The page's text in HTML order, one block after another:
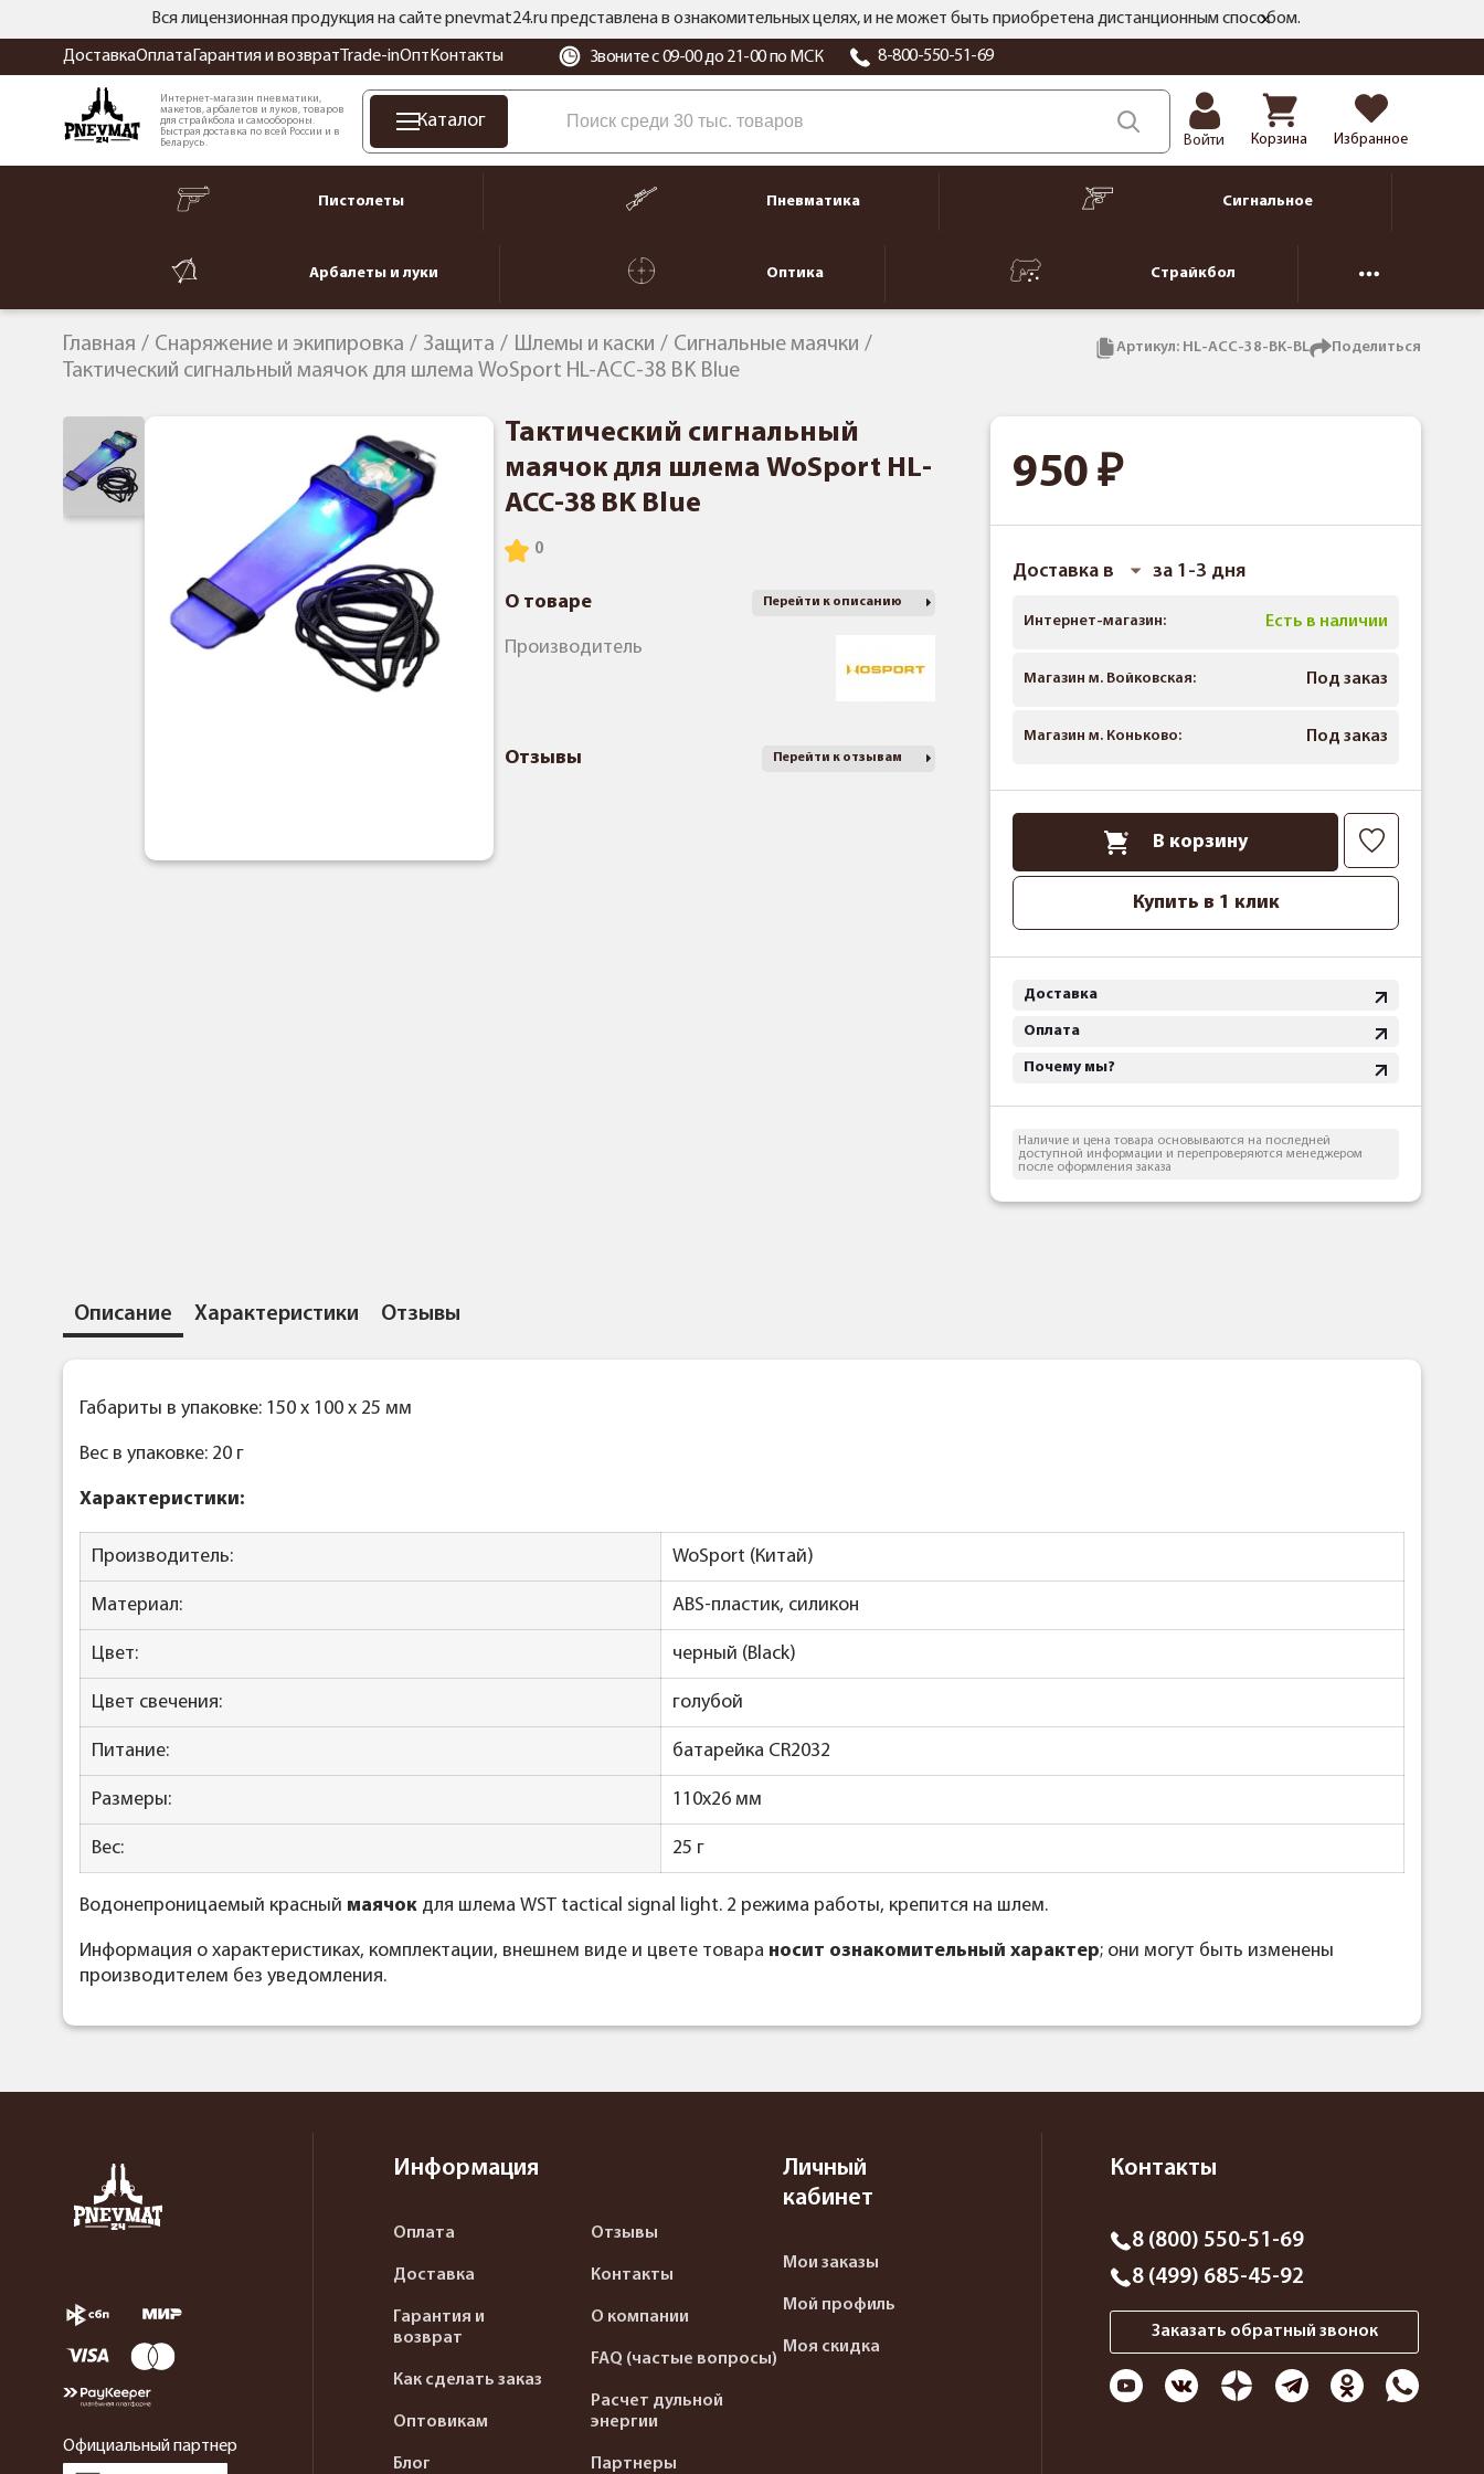
Вся лицензионная продукция на сайте pnevmat24.ru представлена в ознакомительных целях, и не может быть приобретена дистанционным способом.
ДоставкаОплата Гарантия и возврат Trade-inОпт Контакты Звоните с 09-00 до 21-00 по МСК 8-800-550-51-69
Интернет-магазин пневматики,
макетов, арбалетов и луков, товаров
для страйкбола и самообороны.
Быстрая доставка по всей России и в
Беларусь.
Каталог
Войти Корзина Избранное
Пистолеты Пневматика Сигнальное
Арбалеты и луки Оптика Страйкбол
Главная Снаряжение и экипировка Защита Шлемы и каски
Сигнальные маячки
Тактический сигнальный маячок для шлема WoSport HL-ACC-38 BK Blue
Артикул: HL-ACC-38-BK-BL Поделиться
Тактический сигнальный
маячок для шлема WoSport HL-
ACC-38 BK Blue
О товаре Перейти к описанию
Производитель
Отзывы Перейти к отзывам
950
Доставка в за 1-3 дня
Интернет-магазин: Есть в наличии
Магазин м. Войковская: Под заказ
Магазин м. Коньково: Под заказ
В корзину
Купить в 1 клик
Доставка
Оплата
Почему мы?
Наличие и цена товара основываются на последней
доступной информации и перепроверяются менеджером
после оформления заказа
Описание Характеристики Отзывы
Габариты в упаковке: 150 x 100 x 25 мм
Вес в упаковке: 20 г
Характеристики:
Производитель: WoSport (Китай)
Материал: ABS-пластик, силикон
Цвет: черный (Black)
Цвет свечения: голубой
Питание: батарейка CR2032
Размеры: 110x26 мм
Вес: 25 г
Водонепроницаемый красный маячок для шлема WST tactical signal light. 2 режима работы, крепится на шлем.
Информация о характеристиках, комплектации, внешнем виде и цвете товара носит ознакомительный характер; они могут быть изменены
производителем без уведомления.
Официальный партнер
Информация
Оплата
Доставка
Гарантия и
возврат
Как сделать заказ
Оптовикам
Блог
Отзывы
Контакты
О компании
FAQ (частые вопросы)
Расчет дульной
энергии
Партнеры
Личный
кабинет
Мои заказы
Мой профиль
Моя скидка
Контакты
8 (800) 550-51-69
8 (499) 685-45-92
Заказать обратный звонок